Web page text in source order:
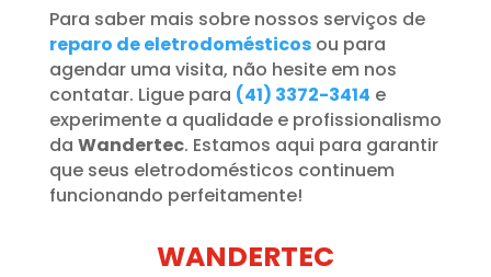
Para saber mais sobre nossos serviços de
reparo de eletrodomésticos ou para
agendar uma visita, não hesite em nos
contatar. Ligue para (41) 3372-3414 e
experimente a qualidade e profissionalismo
da Wandertec. Estamos aqui para garantir
que seus eletrodomésticos continuem
funcionando perfeitamente!
WANDERTEC